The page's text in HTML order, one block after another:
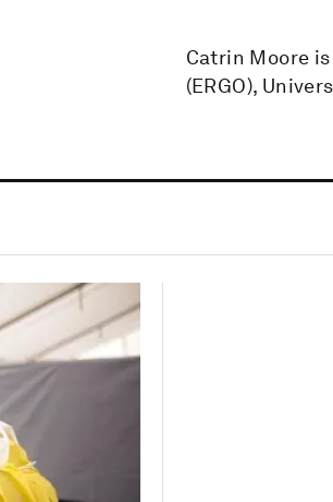
Catrin Moore
(ERGO),